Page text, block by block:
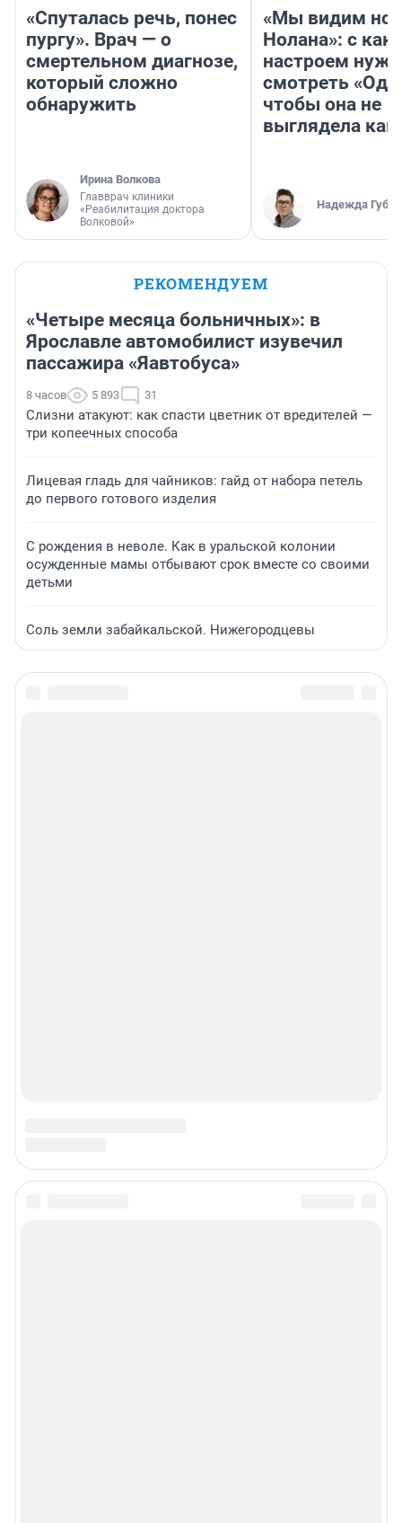
«Спуталась речь, понес
пургу». Врач — о
смертельном диагнозе,
который сложно
обнаружить
Ирина Волкова
Главврач клиники
«Реабилитация доктора
Волковой»
«Мы видим
Нолана»: с
настроем
смотреть
чтобы она не
выглядела как
Надежда
РЕКОМЕНДУЕМ
«Четыре месяца больничных»: в
Ярославле автомобилист изувечил
пассажира «Яавтобуса»
8 часов 5 893 31
Слизни атакуют: как спасти цветник от вредителей —
три копеечных способа
Лицевая гладь для чайников: гайд от набора петель
до первого готового изделия
С рождения в неволе. Как в уральской колонии
осужденные мамы отбывают срок вместе со своими
детьми
Соль земли забайкальской. Нижегородцевы